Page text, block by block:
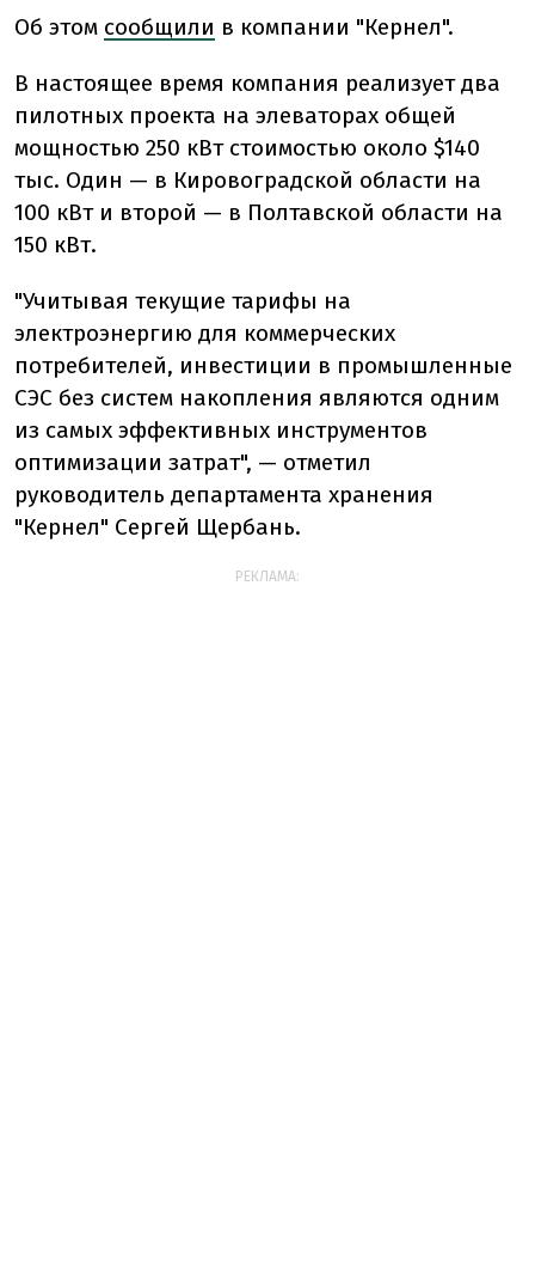
Об этом сообщили в компании "Кернел".
В настоящее время компания реализует два
пилотных проекта на элеваторах общей
мощностью 250 кВт стоимостью около $140
тыс. Один — в Кировоградской области на
100 кВт и второй — в Полтавской области на
150 кВт.
"Учитывая текущие тарифы на
электроэнергию для коммерческих
потребителей, инвестиции в промышленные
СЭС без систем накопления являются одним
из самых эффективных инструментов
оптимизации затрат", — отметил
руководитель департамента хранения
"Кернел" Сергей Щербань.
РЕКЛАМА: